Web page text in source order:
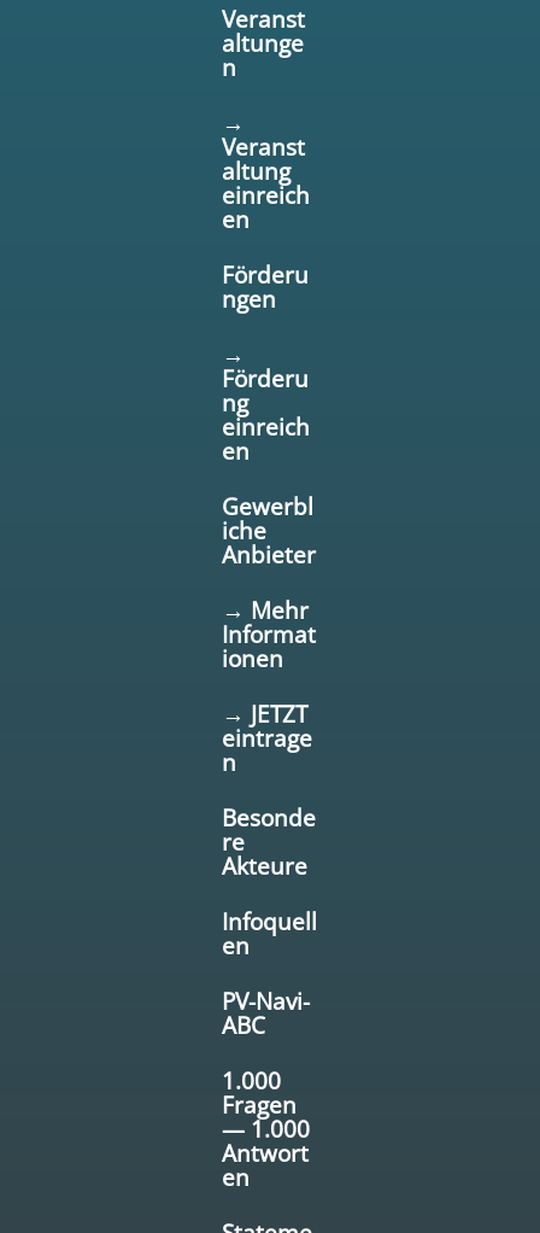
Veranst
altunge
n
→
Veranst
altung
einreich
en
Förderu
ngen
→
Förderu
ng
einreich
en
Gewerbl
iche
Anbieter
→ Mehr
Informat
ionen
→ JETZT
eintrage
n
Besonde
re
Akteure
Infoquell
en
PV-Navi-
ABC
1.000
Fragen
— 1.000
Antwort
en